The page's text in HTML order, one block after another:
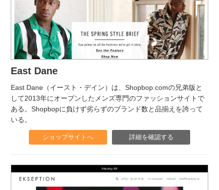
East Dane
East Dane（イースト・デイン）は、Shopbop.comの兄弟版と
して2013年にオープンしたメンズ専門のファッションサイトで
ある。Shopbopに負けず劣らずのブランド数と品揃えを誇って
いる。
ショップサイトへ 詳細を確認する